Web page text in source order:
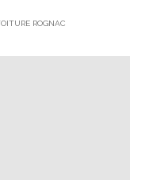
ROGNAC